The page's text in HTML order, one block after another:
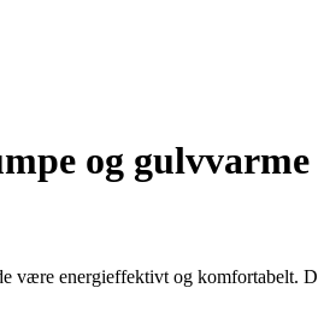
og
være energieffektivt og